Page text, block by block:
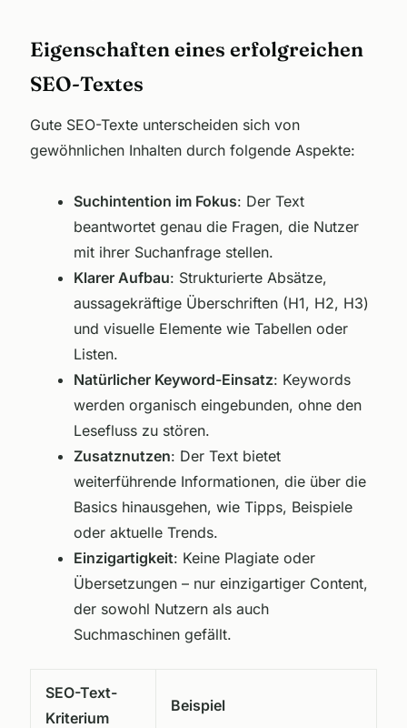
Eigenschaften eines erfolgreichen
SEO-Textes
Gute SEO-Texte unterscheiden sich von
gewöhnlichen Inhalten durch folgende Aspekte:
Suchintention im Fokus: Der Text
beantwortet genau die Fragen, die Nutzer
mit ihrer Suchanfrage stellen.
Klarer Aufbau: Strukturierte Absätze,
aussagekräftige Überschriften (H1, H2, H3)
und visuelle Elemente wie Tabellen oder
Listen.
Natürlicher Keyword-Einsatz: Keywords
werden organisch eingebunden, ohne den
Lesefluss zu stören.
Zusatznutzen: Der Text bietet
weiterführende Informationen, die über die
Basics hinausgehen, wie Tipps, Beispiele
oder aktuelle Trends.
Einzigartigkeit: Keine Plagiate oder
Übersetzungen – nur einzigartiger Content,
der sowohl Nutzern als auch
Suchmaschinen gefällt.
SEO-Text-
Kriterium
Beispiel